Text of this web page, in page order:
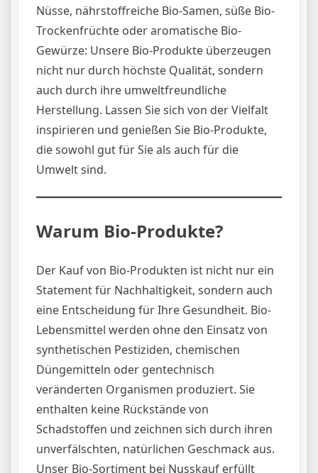
Nüsse, nährstoffreiche Bio-Samen, süße Bio-
Trockenfrüchte oder aromatische Bio-
Gewürze: Unsere Bio-Produkte überzeugen
nicht nur durch höchste Qualität, sondern
auch durch ihre umweltfreundliche
Herstellung. Lassen Sie sich von der Vielfalt
inspirieren und genießen Sie Bio-Produkte,
die sowohl gut für Sie als auch für die
Umwelt sind.
Warum Bio-Produkte?
Der Kauf von Bio-Produkten ist nicht nur ein
Statement für Nachhaltigkeit, sondern auch
eine Entscheidung für Ihre Gesundheit. Bio-
Lebensmittel werden ohne den Einsatz von
synthetischen Pestiziden, chemischen
Düngemitteln oder gentechnisch
veränderten Organismen produziert. Sie
enthalten keine Rückstände von
Schadstoffen und zeichnen sich durch ihren
unverfälschten, natürlichen Geschmack aus.
Unser Bio-Sortiment bei Nusskauf erfüllt